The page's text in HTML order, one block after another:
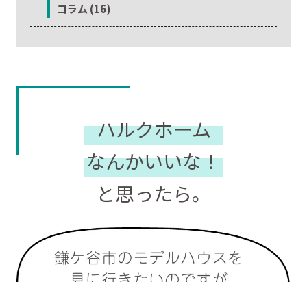
コラム (16)
ハルクホーム
なんかいいな！
と思ったら。